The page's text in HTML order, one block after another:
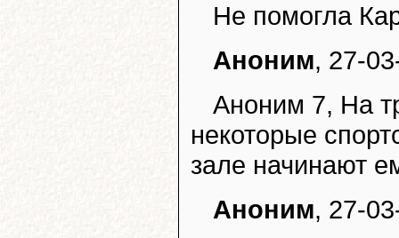
Не помогла
Аноним, 27-
Аноним 7, На
некоторые
зале начинают
Аноним, 27-